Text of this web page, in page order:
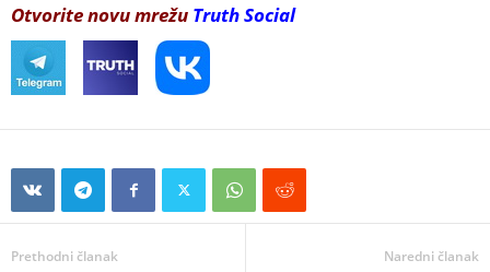
Otvorite novu mrežu Truth Social
Prethodni članak Naredni članak